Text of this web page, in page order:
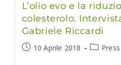
progetti
di
ricerca
e
100%
L’olio evo e la
colesterolo.
Gabriele Riccardi
Articolo10 Aprile 2018
Categoria
Press